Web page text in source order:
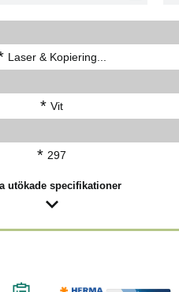
Laser & Kopiering...
* Vit
* 297
utökade specifikationer